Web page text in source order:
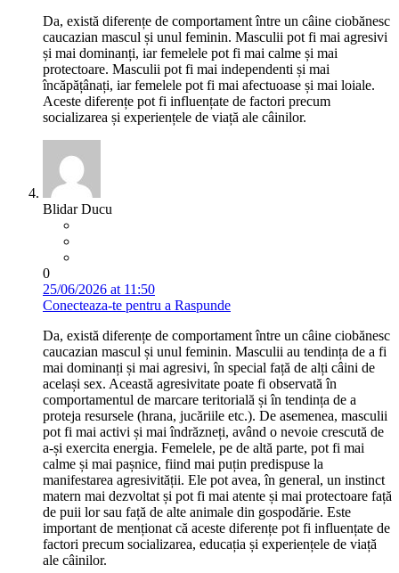
Da, există diferențe de comportament între un câine ciobănesc
caucazian mascul și unul feminin. Masculii pot fi mai agresivi
și mai dominanți, iar femelele pot fi mai calme și mai
protectoare. Masculii pot fi mai independenti și mai
încăpățânați, iar femelele pot fi mai afectuoase și mai loiale.
Aceste diferențe pot fi influențate de factori precum
socializarea și experiențele de viață ale câinilor.
Blidar Ducu
0
25/06/2026 at 11:50
Conecteaza-te pentru a Raspunde
Da, există diferențe de comportament între un câine ciobănesc
caucazian mascul și unul feminin. Masculii au tendința de a fi
mai dominanți și mai agresivi, în special față de alți câini de
același sex. Această agresivitate poate fi observată în
comportamentul de marcare teritorială și în tendința de a
proteja resursele (hrana, jucăriile etc.). De asemenea, masculii
pot fi mai activi și mai îndrăzneți, având o nevoie crescută de
a-și exercita energia. Femelele, pe de altă parte, pot fi mai
calme și mai pașnice, fiind mai puțin predispuse la
manifestarea agresivității. Ele pot avea, în general, un instinct
matern mai dezvoltat și pot fi mai atente și mai protectoare față
de puii lor sau față de alte animale din gospodărie. Este
important de menționat că aceste diferențe pot fi influențate de
factori precum socializarea, educația și experiențele de viață
ale câinilor.